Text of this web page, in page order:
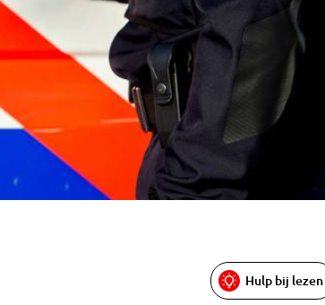
Hulp bij lezen